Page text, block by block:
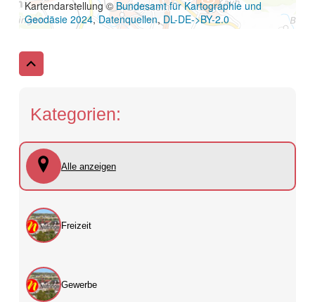
Kategorien:
Alle anzeigen
Freizeit
Gewerbe